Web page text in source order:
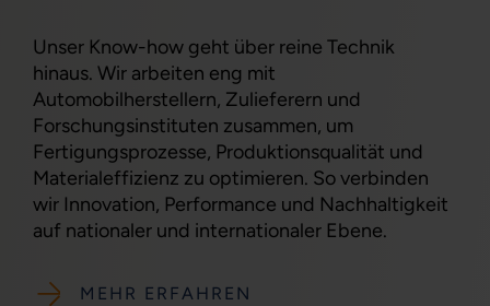
Unser Know-how geht über reine Technik
hinaus. Wir arbeiten eng mit
Automobilherstellern, Zulieferern und
Forschungsinstituten zusammen, um
Fertigungsprozesse, Produktionsqualität und
Materialeffizienz zu optimieren. So verbinden
wir Innovation, Performance und Nachhaltigkeit
auf nationaler und internationaler Ebene.
MEHR ERFAHREN